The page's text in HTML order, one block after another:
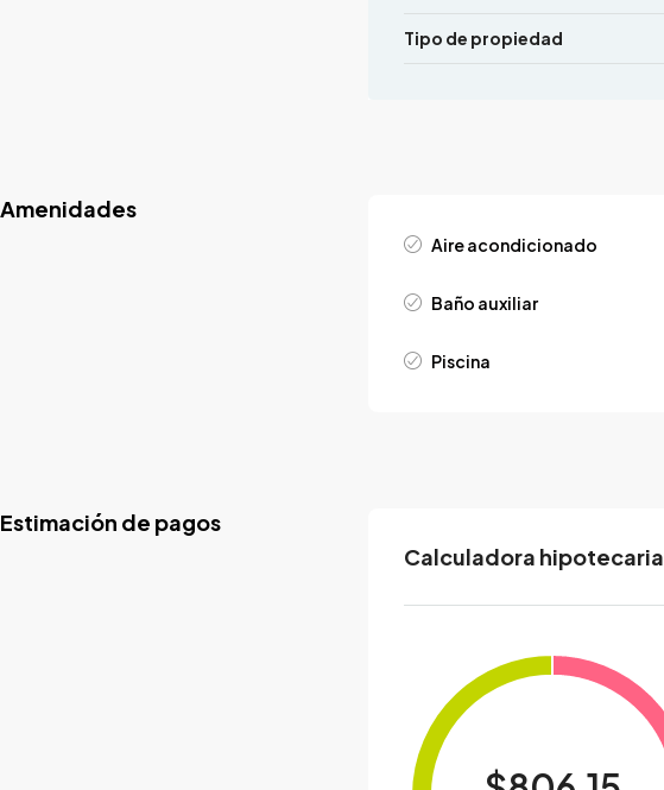
Tipo de propiedad
Amenidades
Aire acondicionado
Baño auxiliar
Piscina
Estimación de pagos
Calculadora hipotecaria